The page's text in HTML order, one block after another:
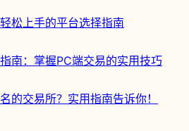
松上手的平台选择指南
南：掌握PC端交易的实用技巧
的交易所？实用指南告诉你！